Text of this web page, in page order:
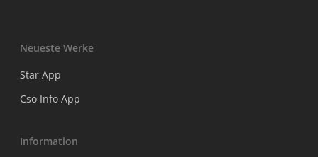
Neueste Werke
Star App
Cso Info App
Information